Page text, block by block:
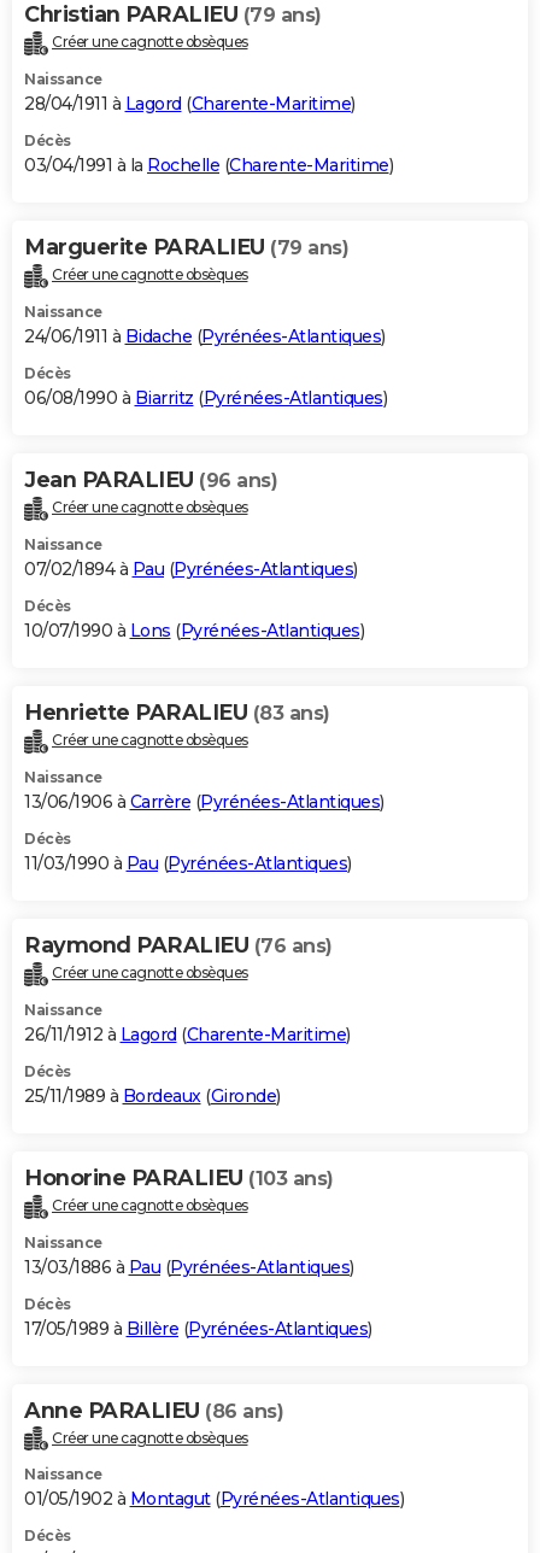
Christian PARALIEU (79 ans)
Créer une cagnotte obsèques
Naissance
28/04/1911 à Lagord (Charente-Maritime)
Décès
03/04/1991 à la Rochelle (Charente-Maritime)
Marguerite PARALIEU (79 ans)
Créer une cagnotte obsèques
Naissance
24/06/1911 à Bidache (Pyrénées-Atlantiques)
Décès
06/08/1990 à Biarritz (Pyrénées-Atlantiques)
Jean PARALIEU (96 ans)
Créer une cagnotte obsèques
Naissance
07/02/1894 à Pau (Pyrénées-Atlantiques)
Décès
10/07/1990 à Lons (Pyrénées-Atlantiques)
Henriette PARALIEU (83 ans)
Créer une cagnotte obsèques
Naissance
13/06/1906 à Carrère (Pyrénées-Atlantiques)
Décès
11/03/1990 à Pau (Pyrénées-Atlantiques)
Raymond PARALIEU (76 ans)
Créer une cagnotte obsèques
Naissance
26/11/1912 à Lagord (Charente-Maritime)
Décès
25/11/1989 à Bordeaux(Gironde)
Honorine PARALIEU (103 ans)
Créer une cagnotte obsèques
Naissance
13/03/1886 à Pau (Pyrénées-Atlantiques)
Décès
17/05/1989 à Billère (Pyrénées-Atlantiques)
Anne PARALIEU (86 ans)
Créer une cagnotte obsèques
Naissance
01/05/1902 à Montagut(Pyrénées-Atlantiques)
Décès